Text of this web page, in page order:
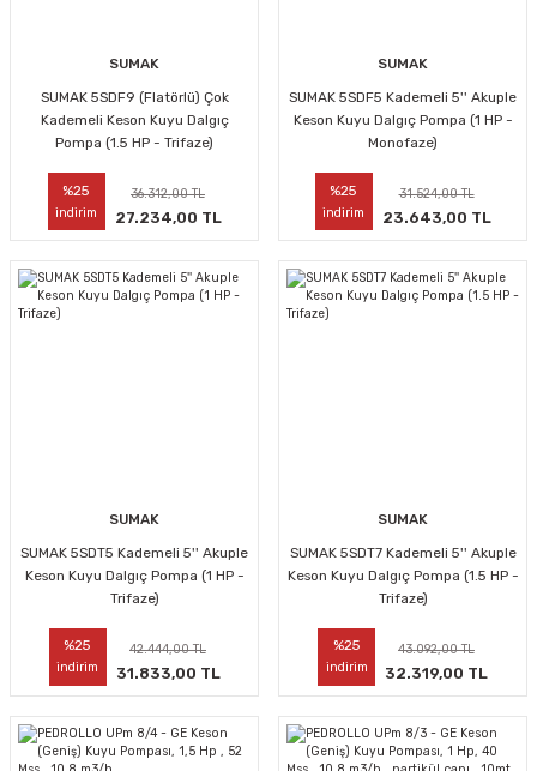
SUMAK
SUMAK 5SDF9 (Flatörlü) Çok
Kademeli Keson Kuyu Dalgıç
Pompa (1.5 HP - Trifaze)
%25
indirim
36.312,00 TL
27.234,00 TL
SUMAK
SUMAK 5SDF5 Kademeli 5'' Akuple
Keson Kuyu Dalgıç Pompa (1 HP -
Monofaze)
%25
indirim
31.524,00 TL
23.643,00 TL
SUMAK
SUMAK 5SDT5 Kademeli 5'' Akuple
Keson Kuyu Dalgıç Pompa (1 HP -
Trifaze)
%25
indirim
42.444,00 TL
31.833,00 TL
SUMAK
SUMAK 5SDT7 Kademeli 5'' Akuple
Keson Kuyu Dalgıç Pompa (1.5 HP -
Trifaze)
%25
indirim
43.092,00 TL
32.319,00 TL